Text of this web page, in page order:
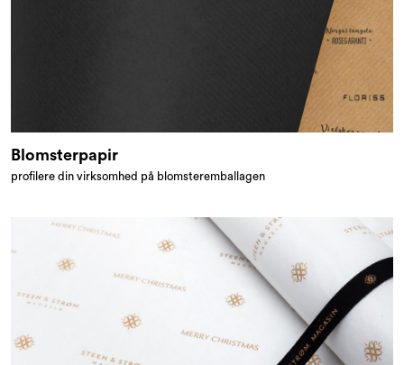
Blomsterpapir
profilere din virksomhed på blomsteremballagen